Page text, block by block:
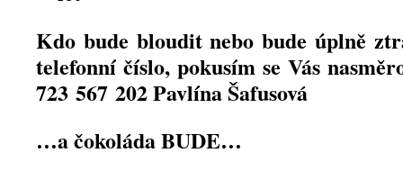
Kdo bude bloudit nebo bude úplně
telefonní číslo, pokusím se Vás
723 567 202 Pavlína Šafusová
…a čokoláda BUDE…